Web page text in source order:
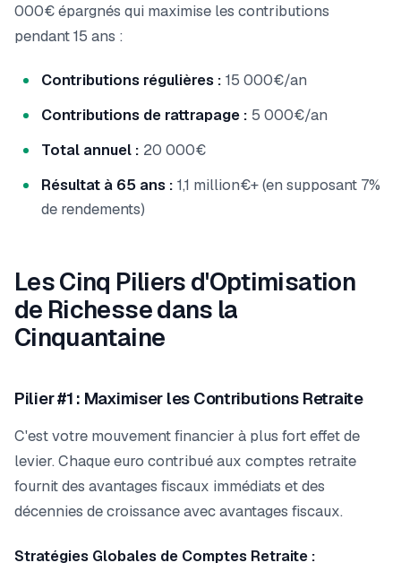
000€ épargnés qui maximise les contributions
pendant 15 ans :
Contributions régulières : 15 000€/an
Contributions de rattrapage : 5 000€/an
Total annuel : 20 000€
Résultat à 65 ans : 1,1 million€+ (en supposant 7%
de rendements)
Les Cinq Piliers d'Optimisation
de Richesse dans la
Cinquantaine
Pilier #1 : Maximiser les Contributions Retraite
C'est votre mouvement financier à plus fort effet de
levier. Chaque euro contribué aux comptes retraite
fournit des avantages fiscaux immédiats et des
décennies de croissance avec avantages fiscaux.
Stratégies Globales de Comptes Retraite :